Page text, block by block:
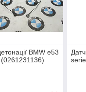
BMW e53